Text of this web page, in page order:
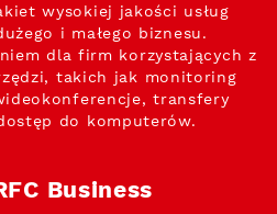
wysokiej jakości usług
i małego biznesu.
dla firm korzystających z
takich jak monitoring
transfery
do komputerów.
Business